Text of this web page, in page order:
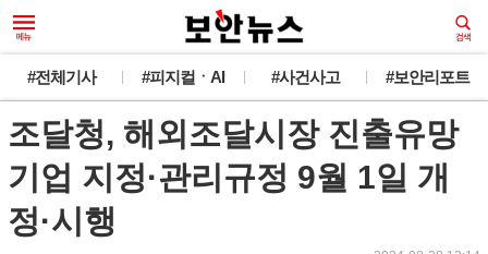
#전체기사 #피지컬ㆍAI #사건사고 #보안리포트
조달청, 해외조달시장 진출유망
기업 지정·관리규정 9월 1일 개
정·시행